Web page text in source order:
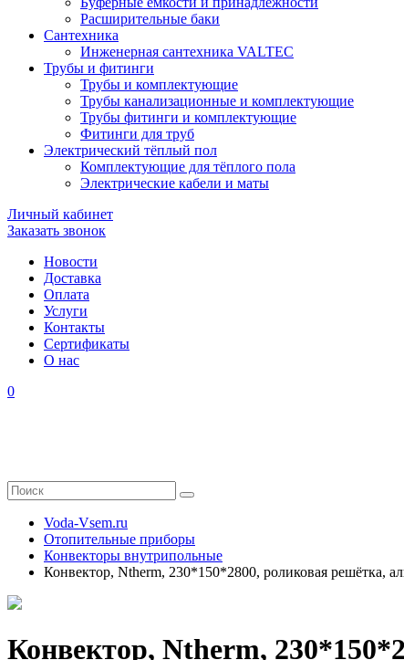
Расширительные баки
Сантехника
Инженерная сантехника VALTEC
Трубы и фитинги
Трубы и комплектующие
Трубы канализационные и комплектующие
Трубы фитинги и комплектующие
Фитинги для труб
Электрический тёплый пол
Комплектующие для тёплого пола
Электрические кабели и маты
Личный кабинет
Заказать звонок
Новости
Доставка
Оплата
Услуги
Контакты
Cертификаты
О нас
0
Voda-Vsem.ru
Отопительные приборы
Конвекторы внутрипольные
Конвектор, Ntherm, 230*150*2800, роликовая решётка,
Конвектор, Ntherm,